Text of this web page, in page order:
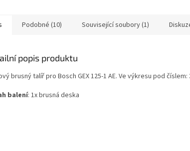
Podobné (10) Související soubory (1)
popis produktu
brusný talíř pro Bosch GEX 125-1 AE. Ve výkresu pod číslem:
balení: 1x brusná deska